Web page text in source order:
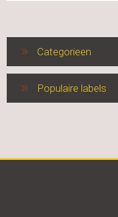
Categorieen
Populaire labels